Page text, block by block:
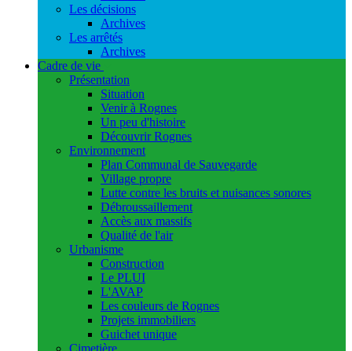
Les décisions
Archives
Les arrêtés
Archives
Cadre de vie
Présentation
Situation
Venir à Rognes
Un peu d'histoire
Découvrir Rognes
Environnement
Plan Communal de Sauvegarde
Village propre
Lutte contre les bruits et nuisances sonores
Débroussaillement
Accès aux massifs
Qualité de l'air
Urbanisme
Construction
Le PLUI
L'AVAP
Les couleurs de Rognes
Projets immobiliers
Guichet unique
Cimetière